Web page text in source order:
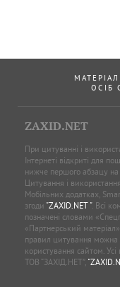
ОСІБ
ZAXID.NET
При цитуванні і
Інтернеті відкриті для
нижче першого абзацу на
Цитування і
Мобільних додатках,
згоди "ZAXID.NET ". Всі
позначені словами
«Партнерський
правил цитування
користування сайтом.
ТОВ “ЗАХІД.НЕТ”,